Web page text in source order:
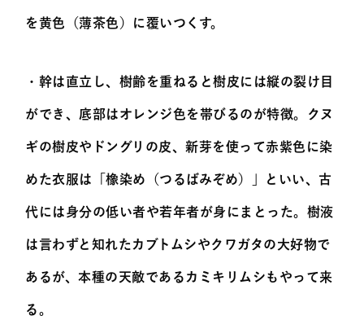
を黄色（薄茶色）に覆いつくす。
・幹は直立し、樹齢を重ねると樹皮には縦の裂け目
ができ、底部はオレンジ色を帯びるのが特徴。クヌ
ギの樹皮やドングリの皮、新芽を使って赤紫色に染
めた衣服は「橡染め（つるばみぞめ）」といい、古
代には身分の低い者や若年者が身にまとった。樹液
は言わずと知れたカブトムシやクワガタの大好物で
あるが、本種の天敵であるカミキリムシもやって来
る。